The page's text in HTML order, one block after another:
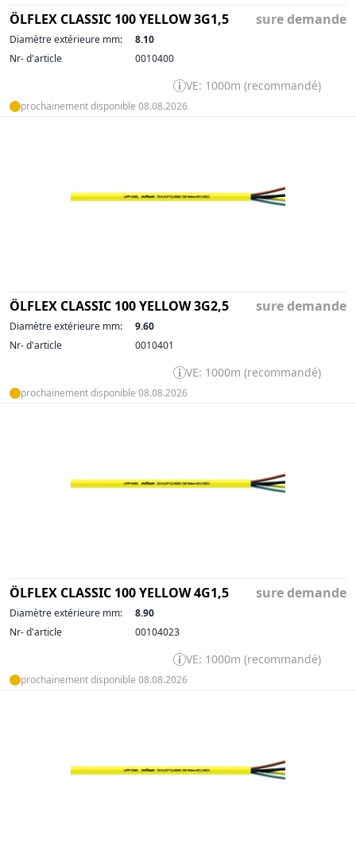
ÖLFLEX CLASSIC 100 YELLOW 3G1,5 sure demande
Diamètre extérieure mm:
8.10
Nr- d'article
0010400
VE: 1000m (recommandé)
prochainement disponible 08.08.2026
ÖLFLEX CLASSIC 100 YELLOW 3G2,5 sure demande
Diamètre extérieure mm:
9.60
Nr- d'article
0010401
VE: 1000m (recommandé)
prochainement disponible 08.08.2026
ÖLFLEX CLASSIC 100 YELLOW 4G1,5 sure demande
Diamètre extérieure mm:
8.90
Nr- d'article
00104023
VE: 1000m (recommandé)
prochainement disponible 08.08.2026